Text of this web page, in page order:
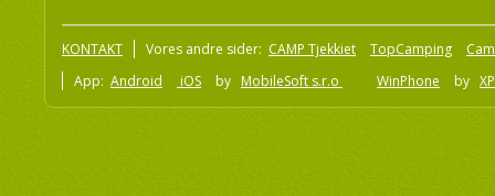
KONTAKT Vores andre sider: CAMP Tjekkiet TopCamping
App: Android iOS by MobileSoft s.r.o WinPhone by